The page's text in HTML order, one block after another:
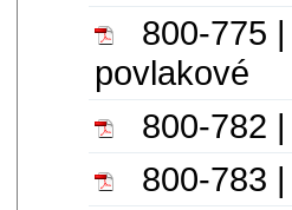
800-775
povlakové
800-782
800-783